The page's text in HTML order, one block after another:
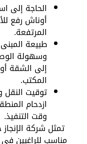
الحاجة إلى استخدام
أوناش رفع للأدوار
المرتفعة.
طبيعة المبنى
وسهولة الوصول
إلى الشقة أو
المكتب.
توقيت النقل ومدى
ازدحام المنطقة في
وقت التنفيذ.
شركة الإنجاز خيار
للراغبين في نقل